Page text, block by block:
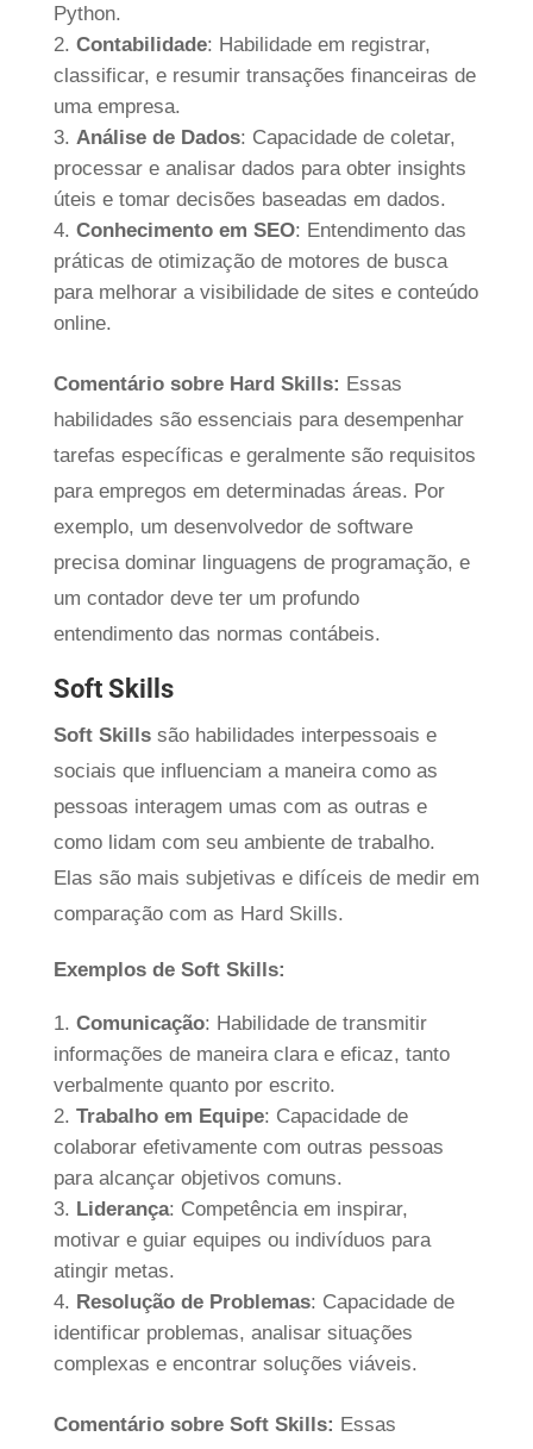
Python.
Contabilidade: Habilidade em registrar,
classificar, e resumir transações financeiras de
uma empresa.
Análise de Dados: Capacidade de coletar,
processar e analisar dados para obter insights
úteis e tomar decisões baseadas em dados.
Conhecimento em SEO: Entendimento das
práticas de otimização de motores de busca
para melhorar a visibilidade de sites e conteúdo
online.
Comentário sobre Hard Skills: Essas
habilidades são essenciais para desempenhar
tarefas específicas e geralmente são requisitos
para empregos em determinadas áreas. Por
exemplo, um desenvolvedor de software
precisa dominar linguagens de programação, e
um contador deve ter um profundo
entendimento das normas contábeis.
Soft Skills
Soft Skillssão habilidades interpessoais e
sociais que influenciam a maneira como as
pessoas interagem umas com as outras e
como lidam com seu ambiente de trabalho.
Elas são mais subjetivas e difíceis de medir em
comparação com as Hard Skills.
Exemplos de Soft Skills:
Comunicação: Habilidade de transmitir
informações de maneira clara e eficaz, tanto
verbalmente quanto por escrito.
Trabalho em Equipe: Capacidade de
colaborar efetivamente com outras pessoas
para alcançar objetivos comuns.
Liderança: Competência em inspirar,
motivar e guiar equipes ou indivíduos para
atingir metas.
Resolução de Problemas: Capacidade de
identificar problemas, analisar situações
complexas e encontrar soluções viáveis.
Comentário sobre Soft Skills: Essas